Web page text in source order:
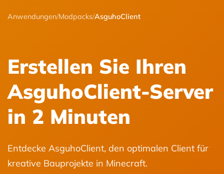
Anwendungen/Modpacks/AsguhoClient
Erstellen Sie Ihren
AsguhoClient-Server
in 2 Minuten
Entdecke AsguhoClient, den optimalen Client für
kreative Bauprojekte in Minecraft.